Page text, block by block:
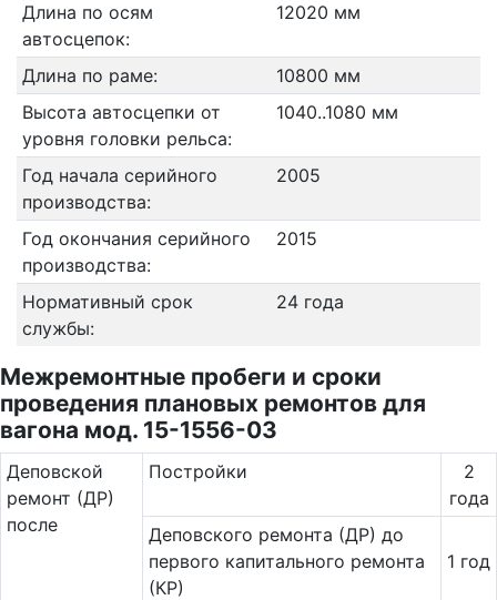
Длина по осям
автосцепок:
12020 мм
Длина по раме:
10800 мм
Высота автосцепки от
уровня головки рельса:
1040..1080 мм
Год начала серийного
производства:
2005
Год окончания серийного
производства:
2015
Нормативный срок
службы:
24 года
Межремонтные пробеги и сроки
проведения плановых ремонтов для
вагона мод. 15-1556-03
Де­повс­кой
ремонт (ДР)
после
Постройки
2
года
Деповского ремонта (ДР) до
первого капитального ремонта
(КР)
1 год